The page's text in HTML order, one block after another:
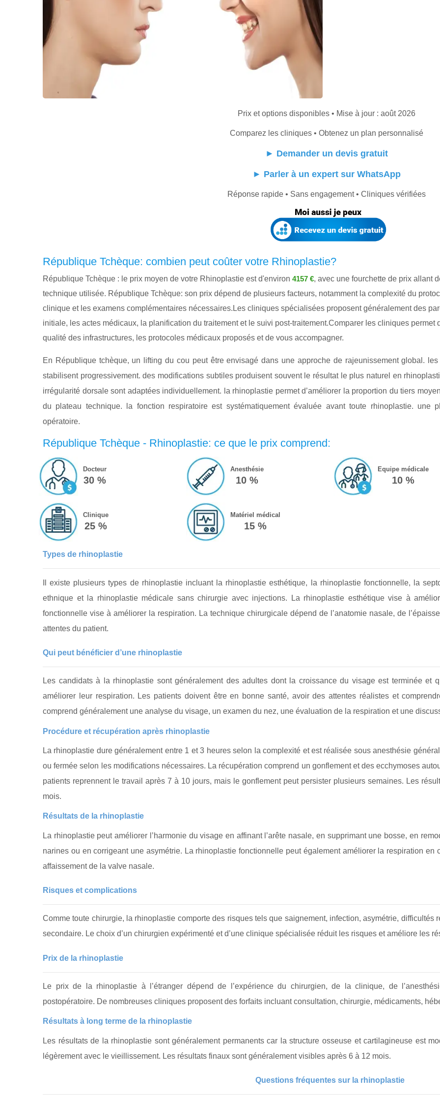
Prix et options disponibles • Mise à jour : août 2026
Comparez les cliniques • Obtenez un plan personnalisé
► Demander un devis gratuit
► Parler à un expert sur WhatsApp
Réponse rapide • Sans engagement • Cliniques vérifiées
République Tchèque: combien peut coûter votre Rhinoplastie?
République Tchèque : le prix moyen de votre Rhinoplastie est d'environ 4157 €, avec une fourchette de prix allant
technique utilisée. République Tchèque: son prix dépend de plusieurs facteurs, notamment la complexité du
clinique et les examens complémentaires nécessaires.Les cliniques spécialisées proposent généralement des
initiale, les actes médicaux, la planification du traitement et le suivi post-traitement.Comparer les cliniques permet
qualité des infrastructures, les protocoles médicaux proposés et de vous accompagner.
En République tchèque, un lifting du cou peut être envisagé dans une approche de rajeunissement global.
stabilisent progressivement. des modifications subtiles produisent souvent le résultat le plus naturel en
irrégularité dorsale sont adaptées individuellement. la rhinoplastie permet d’améliorer la proportion du tiers
du plateau technique. la fonction respiratoire est systématiquement évaluée avant toute rhinoplastie. une
opératoire.
République Tchèque - Rhinoplastie: ce que le prix comprend:
Docteur
30 %
Anesthésie
10 %
Equipe médicale
10 %
Clinique
25 %
Matériel médical
15 %
Types de rhinoplastie
Il existe plusieurs types de rhinoplastie incluant la rhinoplastie esthétique, la rhinoplastie fonctionnelle, la
ethnique et la rhinoplastie médicale sans chirurgie avec injections. La rhinoplastie esthétique vise à
fonctionnelle vise à améliorer la respiration. La technique chirurgicale dépend de l’anatomie nasale, de
attentes du patient.
Qui peut bénéficier d’une rhinoplastie
Les candidats à la rhinoplastie sont généralement des adultes dont la croissance du visage est terminée et
améliorer leur respiration. Les patients doivent être en bonne santé, avoir des attentes réalistes et
comprend généralement une analyse du visage, un examen du nez, une évaluation de la respiration et une
Procédure et récupération après rhinoplastie
La rhinoplastie dure généralement entre 1 et 3 heures selon la complexité et est réalisée sous anesthésie
ou fermée selon les modifications nécessaires. La récupération comprend un gonflement et des ecchymoses
patients reprennent le travail après 7 à 10 jours, mais le gonflement peut persister plusieurs semaines. Les
mois.
Résultats de la rhinoplastie
La rhinoplastie peut améliorer l’harmonie du visage en affinant l’arête nasale, en supprimant une bosse, en
narines ou en corrigeant une asymétrie. La rhinoplastie fonctionnelle peut également améliorer la respiration
affaissement de la valve nasale.
Risques et complications
Comme toute chirurgie, la rhinoplastie comporte des risques tels que saignement, infection, asymétrie, difficultés
secondaire. Le choix d’un chirurgien expérimenté et d’une clinique spécialisée réduit les risques et améliore les
Prix de la rhinoplastie
Le prix de la rhinoplastie à l’étranger dépend de l’expérience du chirurgien, de la clinique, de
postopératoire. De nombreuses cliniques proposent des forfaits incluant consultation, chirurgie, médicaments,
Résultats à long terme de la rhinoplastie
Les résultats de la rhinoplastie sont généralement permanents car la structure osseuse et cartilagineuse est
légèrement avec le vieillissement. Les résultats finaux sont généralement visibles après 6 à 12 mois.
Questions fréquentes sur la rhinoplastie